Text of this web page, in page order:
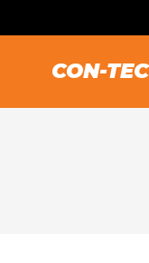
CON-